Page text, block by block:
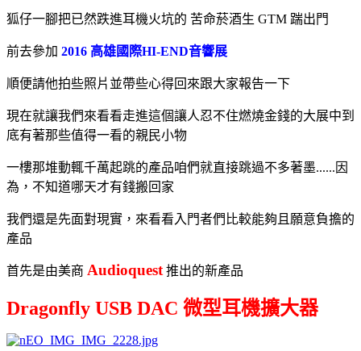
狐仔一腳把已然跌進耳機火坑的 苦命菸酒生 GTM 踹出門
前去參加 2016 高雄國際HI-END音響展
順便請他拍些照片並帶些心得回來跟大家報告一下
現在就讓我們來看看走進這個讓人忍不住燃燒金錢的大展中到
底有著那些值得一看的親民小物
一樓那堆動輒千萬起跳的產品咱們就直接跳過不多著墨......因
為，不知道哪天才有錢搬回家
我們還是先面對現實，來看看入門者們比較能夠且願意負擔的
產品
首先是由美商 Audioquest 推出的新產品
Dragonfly USB DAC 微型耳機擴大器